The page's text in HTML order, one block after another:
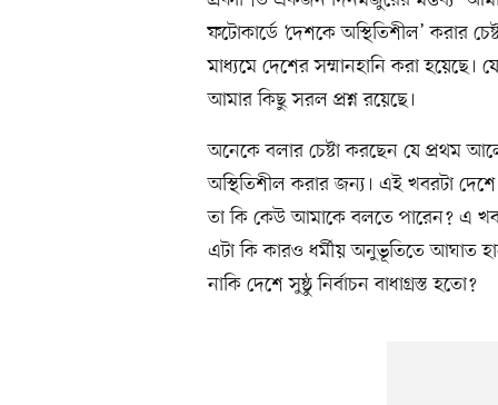
ফটোকার্ডে ‘দেশকে অস্থিতিশীল’ করার
মাধ্যমে দেশের সম্মানহানি করা হয়েছে।
আমার কিছু সরল প্রশ্ন রয়েছে।
অনেকে বলার চেষ্টা করছেন যে প্রথম
অস্থিতিশীল করার জন্য। এই খবরটা
তা কি কেউ আমাকে বলতে পারেন? এ
এটা কি কারও ধর্মীয় অনুভূতিতে আঘাত
নাকি দেশে সুষ্ঠু নির্বাচন বাধাগ্রস্ত হতো?